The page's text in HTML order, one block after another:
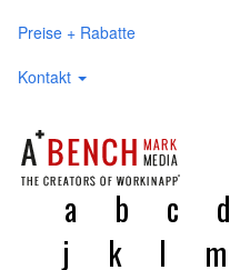
Preise + Rabatte
Kontakt
a b c d
j
k l m